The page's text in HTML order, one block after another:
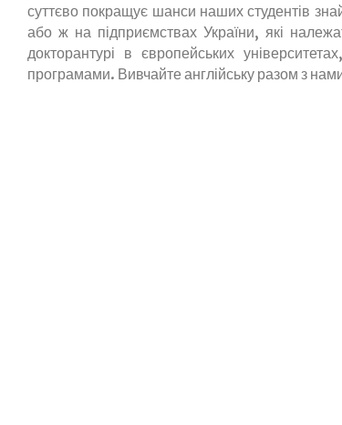
суттєво покращує шанси наших студентів
або ж на підприємствах України, які
докторантурі в європейських
програмами. Вивчайте англійську разом з